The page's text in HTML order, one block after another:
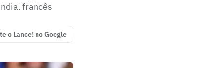
francês
o Lance! no Google